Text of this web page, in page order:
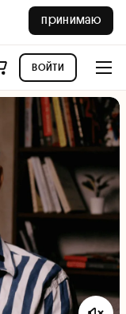
принимаю
войти